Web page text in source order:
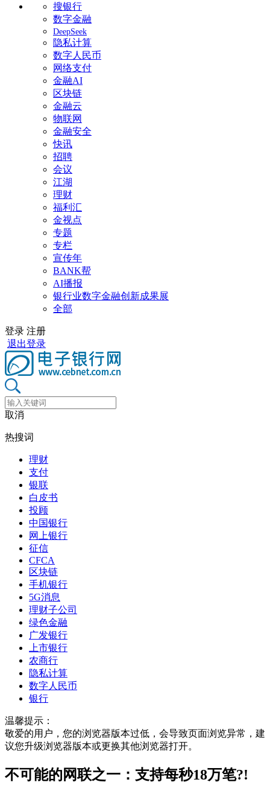
搜银行
数字金融
DeepSeek
隐私计算
数字人民币
网络支付
金融AI
区块链
金融云
物联网
金融安全
快讯
招聘
会议
江湖
理财
福利汇
金视点
专题
专栏
宣传年
BANK帮
AI播报
银行业数字金融创新成果展
全部
登录 注册
退出登录
取消
热搜词
理财
支付
银联
白皮书
投顾
中国银行
网上银行
征信
CFCA
区块链
手机银行
5G消息
理财子公司
绿色金融
广发银行
上市银行
农商行
隐私计算
数字人民币
银行
温馨提示：
敬爱的用户，您的浏览器版本过低，会导致页面浏览异常，建
议您升级浏览器版本或更换其他浏览器打开。
不可能的网联之一：支持每秒18万笔?!